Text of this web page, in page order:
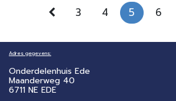
3 4 5 6
Adres gegevens:
Onderdelenhuis Ede
Maanderweg 40
6711 NE EDE